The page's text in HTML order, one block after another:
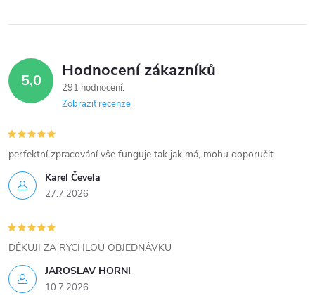
v
k
v
ý
p
i
s
u
5,0 Hodnocení zákazníků
291 hodnocení
Zobrazit recenze
Karel Čevela
27.7.2026
perfektní zpracování vše funguje tak jak má, mohu doporučit
JAROSLAV HORNI
10.7.2026
DĚKUJI ZA RYCHLOU OBJEDNÁVKU